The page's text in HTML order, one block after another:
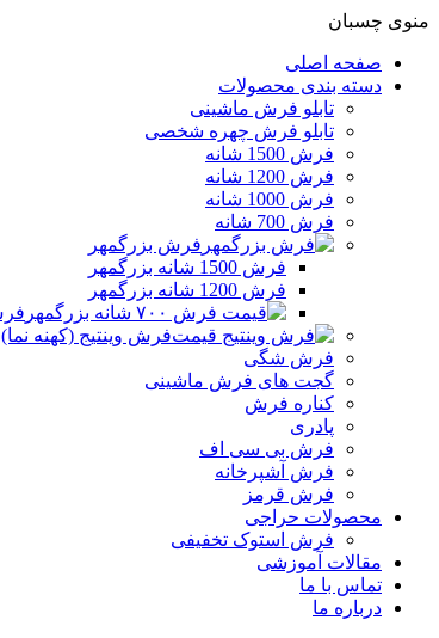
منوی چسبان
صفحه اصلی
دسته بندی محصولات
تابلو فرش ماشینی
تابلو فرش چهره شخصی
فرش 1500 شانه
فرش 1200 شانه
فرش 1000 شانه
فرش 700 شانه
فرش بزرگمهر
فرش 1500 شانه بزرگمهر
فرش 1200 شانه بزرگمهر
فرش 700
فرش وینتیج (کهنه نما)
فرش شگی
گجت های فرش ماشینی
کناره فرش
پادری
فرش بی سی اف
فرش آشپرخانه
فرش قرمز
محصولات حراجی
فرش استوک تخفیفی
مقالات آموزشی
تماس با ما
درباره ما